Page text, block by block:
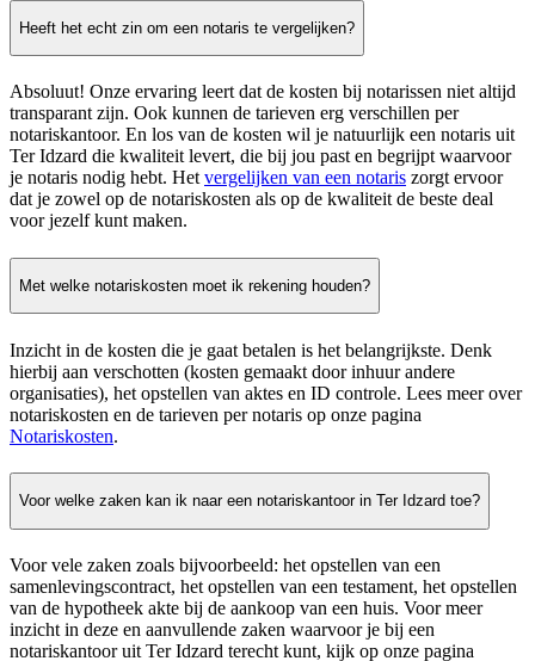
Heeft het echt zin om een notaris te vergelijken?
Absoluut! Onze ervaring leert dat de kosten bij notarissen niet altijd
transparant zijn. Ook kunnen de tarieven erg verschillen per
notariskantoor. En los van de kosten wil je natuurlijk een notaris uit
Ter Idzard die kwaliteit levert, die bij jou past en begrijpt waarvoor
je notaris nodig hebt. Hetvergelijken van een notaris zorgt ervoor
dat je zowel op de notariskosten als op de kwaliteit de beste deal
voor jezelf kunt maken.
Met welke notariskosten moet ik rekening houden?
Inzicht in de kosten die je gaat betalen is het belangrijkste. Denk
hierbij aan verschotten (kosten gemaakt door inhuur andere
organisaties), het opstellen van aktes en ID controle. Lees meer over
notariskosten en de tarieven per notaris op onze pagina
Notariskosten.
Voor welke zaken kan ik naar een notariskantoor in Ter Idzard toe?
Voor vele zaken zoals bijvoorbeeld: het opstellen van een
samenlevingscontract, het opstellen van een testament, het opstellen
van de hypotheek akte bij de aankoop van een huis. Voor meer
inzicht in deze en aanvullende zaken waarvoor je bij een
notariskantoor uit Ter Idzard terecht kunt, kijk op onze pagina